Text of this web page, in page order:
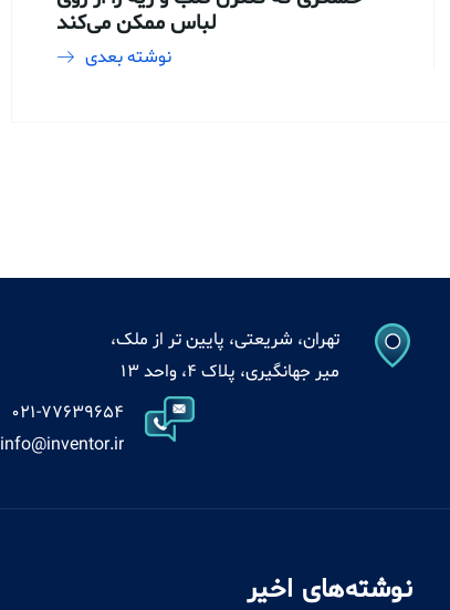
لباس ممکن می‌کند
نوشته بعدی
تهران، شریعتی، پایین تر از ملک،
میر جهانگیری، پلاک 4، واحد 13
021-77639654
info@inventor.ir
نوشته‌های اخیر